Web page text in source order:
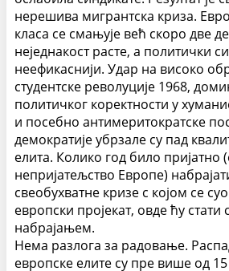
нерешива мигрантска криза.
класа се смањује већ скоро две
неједнакост расте, а политички
неефикаснији. Удар на високо
студентске револуције 1968,
политичког коректности у
и посебно антимеритократске
демократије убрзале су пад
елита. Колико год било пријатно
непријатељство Европе)
свеобухватне кризе с којом се
европски пројекат, овде ћу
набрајањем.
Нема разлога за радовање.
европске елите су пре више од